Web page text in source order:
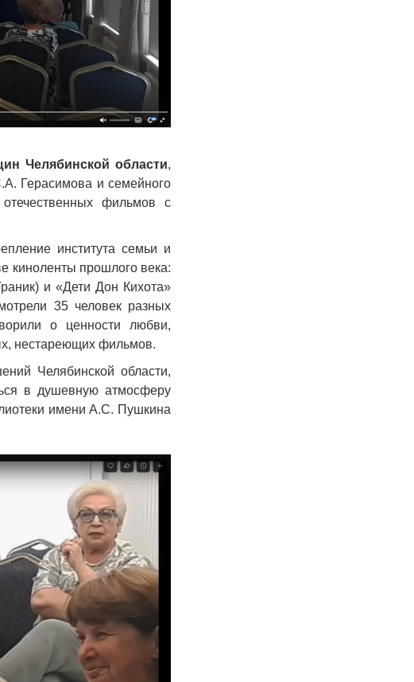
Челябинской области,
Герасимова и семейного
фильмов с
института семьи и
киноленты прошлого века:
и «Дети Дон Кихота»
35 человек разных
о ценности любви,
нестареющих фильмов.
Челябинской области,
в душевную атмосферу
имени А.С. Пушкина